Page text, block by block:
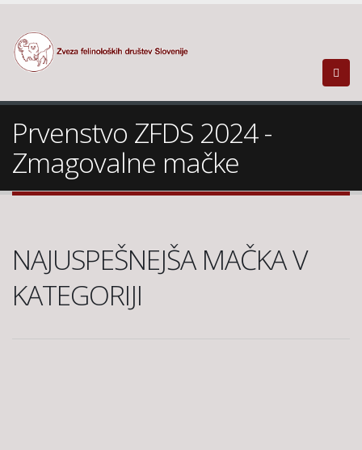
Prvenstvo ZFDS 2024 -
Zmagovalne mačke
NAJUSPEŠNEJŠA MAČKA V
KATEGORIJI